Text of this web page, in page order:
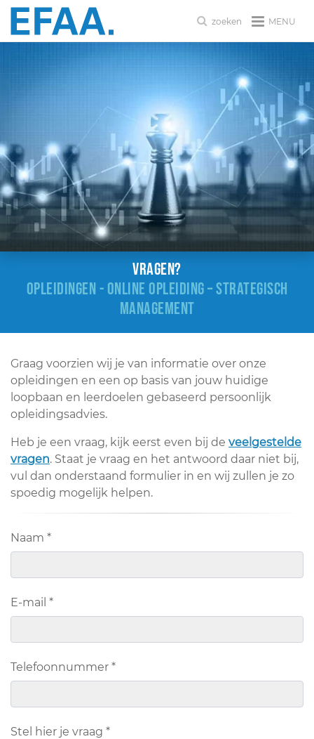
MENU
zoeken
Vragen?
OPLEIDINGEN - ONLINE OPLEIDING – STRATEGISCH
MANAGEMENT
Graag voorzien wij je van informatie over onze
opleidingen en een op basis van jouw huidige
loopbaan en leerdoelen gebaseerd persoonlijk
opleidingsadvies.
Heb je een vraag, kijk eerst even bij de veelgestelde
vragen. Staat je vraag en het antwoord daar niet bij,
vul dan onderstaand formulier in en wij zullen je zo
spoedig mogelijk helpen.
Naam *
E-mail *
Telefoonnummer *
Stel hier je vraag *